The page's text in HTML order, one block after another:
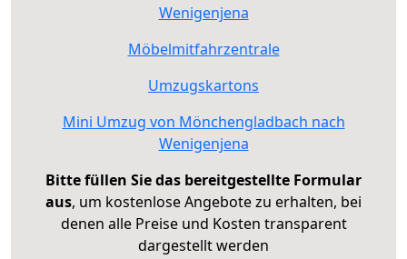
Wenigenjena
Möbelmitfahrzentrale
Umzugskartons
Mini Umzug von Mönchengladbach nach
Wenigenjena
Bitte füllen Sie das bereitgestellte Formular
aus, um kostenlose Angebote zu erhalten, bei
denen alle Preise und Kosten transparent
dargestellt werden